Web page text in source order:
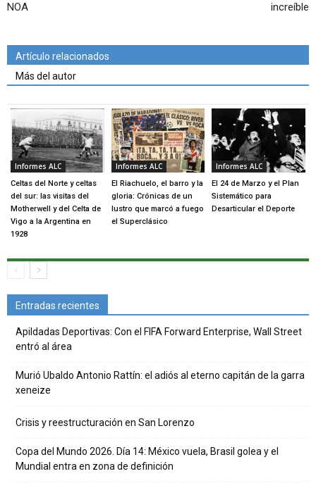
NOA increíble
Artículo relacionados
Más del autor
Informes ALC
Celtas del Norte y celtas
del sur: las visitas del
Motherwell y del Celta de
Vigo a la Argentina en
1928
Informes ALC
El Riachuelo, el barro y la
gloria: Crónicas de un
lustro que marcó a fuego
el Superclásico
Informes ALC
El 24 de Marzo y el Plan
Sistemático para
Desarticular el Deporte
Entradas recientes
Apildadas Deportivas: Con el FIFA Forward Enterprise, Wall Street
entró al área
Murió Ubaldo Antonio Rattín: el adiós al eterno capitán de la garra
xeneize
Crisis y reestructuración en San Lorenzo
Copa del Mundo 2026. Día 14: México vuela, Brasil golea y el
Mundial entra en zona de definición